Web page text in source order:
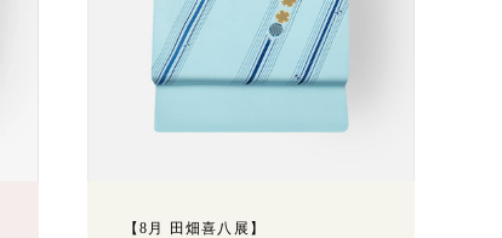
【8月 田畑喜八展】